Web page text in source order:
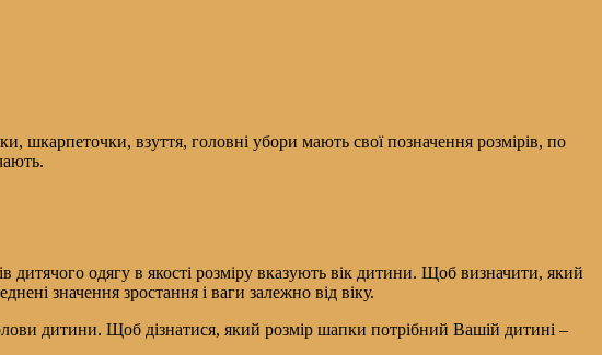
взуття, головні убори мають свої позначення розмірів, по
одягу в якості розміру вказують вік дитини. Щоб визначити, який
значення зростання і ваги залежно від віку.
дитини. Щоб дізнатися, який розмір шапки потрібний Вашій дитині –